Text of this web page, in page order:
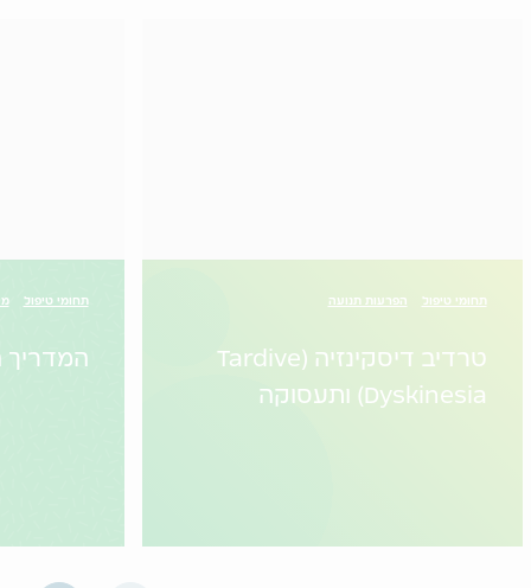
תחומי טיפול הפרעות תנועה
טרדיב דיסקינזיה (Tardive
Dyskinesia) ותעסוקה
תחומי טיפול
המדריך